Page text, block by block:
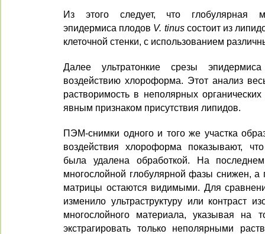
Из этого следует, что глобулярная
эпидермиса плодов V. tinusсостоит из
клеточной стенки, с использованием
Далее ультратонкие срезы
воздействию хлороформа. Этот анализ
растворимость в неполярных органических
явным признаком присутствия липидов.
ПЭМ-снимки одного и того же участка
воздействия хлороформа показывают,
была удалена обработкой. На
многослойной глобулярной фазы снижен, а
матрицы остаются видимыми. Для
изменило ультраструктуру или контраст
многослойного материала, указывая на
экстрагировать только неполярными